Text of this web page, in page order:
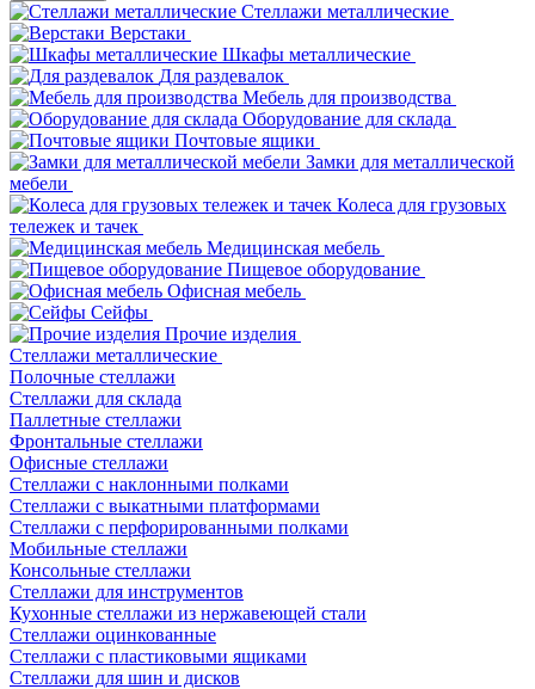
Стеллажи металлические
Верстаки
Шкафы металлические
Для раздевалок
Мебель для производства
Оборудование для склада
Почтовые ящики
Замки для металлической
мебели
Колеса для грузовых
тележек и тачек
Медицинская мебель
Пищевое оборудование
Офисная мебель
Сейфы
Прочие изделия
Стеллажи металлические
Полочные стеллажи
Стеллажи для склада
Паллетные стеллажи
Фронтальные стеллажи
Офисные стеллажи
Стеллажи с наклонными полками
Стеллажи с выкатными платформами
Стеллажи с перфорированными полками
Мобильные стеллажи
Консольные стеллажи
Стеллажи для инструментов
Кухонные стеллажи из нержавеющей стали
Стеллажи оцинкованные
Стеллажи с пластиковыми ящиками
Стеллажи для шин и дисков